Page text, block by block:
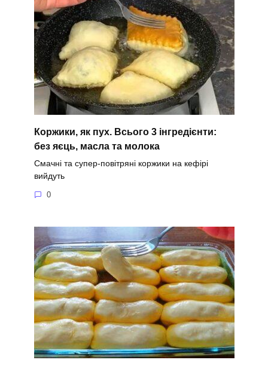
Коржики, як пух. Всього 3 інгредієнти:
без яєць, масла та молока
Смачні та супер-повітряні коржики на кефірі
вийдуть
0